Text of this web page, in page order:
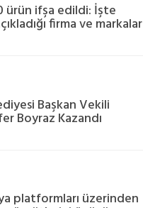
ürün ifşa edildi: İşte
firma ve markalar
Başkan Vekili
Boyraz Kazandı
platformları üzerinden